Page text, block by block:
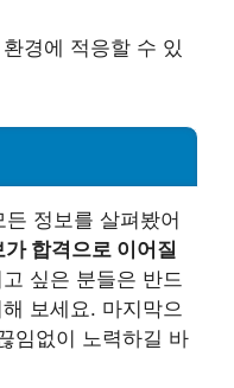
경에 적응할 수 있
정보를 살펴봤어
합격으로 이어질
싶은 분들은 반드
보세요. 마지막으
임없이 노력하길 바